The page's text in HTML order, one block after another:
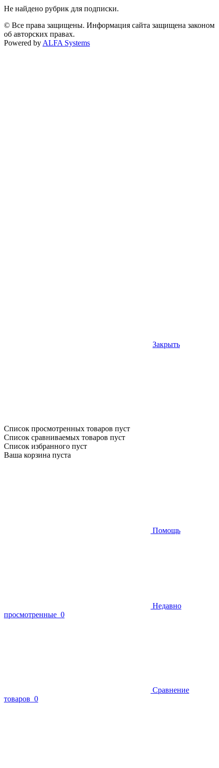
Не найдено рубрик для подписки.
© Все права защищены. Информация сайта защищена законом
об авторских правах.
Powered by ALFA Systems
Закрыть
Список просмотренных товаров пуст
Список сравниваемых товаров пуст
Список избранного пуст
Ваша корзина пуста
Помощь
Недавно
просмотренные 0
Сравнение
товаров 0